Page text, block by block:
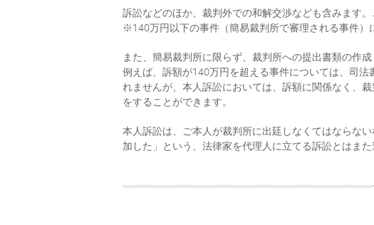
訴訟などのほか、裁判外での和解交渉なども含みます
※140万円以下の事件（簡易裁判所で審理される事件）
また、簡易裁判所に限らず、裁判所への提出書類の作成
例えば、訴額が140万円を超える事件については、司
れませんが、本人訴訟においては、訴額に関係なく、
をすることができます。
本人訴訟は、ご本人が裁判所に出廷しなくてはならな
加した」という、法律家を代理人に立てる訴訟とはま